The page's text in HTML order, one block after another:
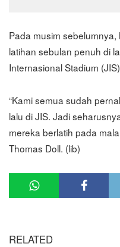
Pada musim
latihan sebulan penuh di
Internasional Stadium
“Kami semua sudah
lalu di JIS. Jadi
mereka berlatih pada
Thomas Doll. (lib)
RELATED